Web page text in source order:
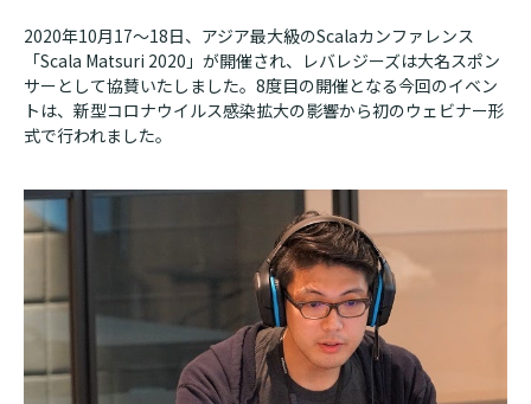
2020年10月17〜18日、アジア最大級のScalaカンファレンス
「Scala Matsuri 2020」が開催され、レバレジーズは大名スポン
サーとして協賛いたしました。8度目の開催となる今回のイベン
トは、新型コロナウイルス感染拡大の影響から初のウェビナー形
式で行われました。